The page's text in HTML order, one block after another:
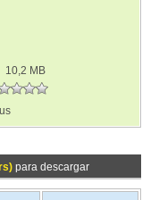
10,2 MB
para descargar